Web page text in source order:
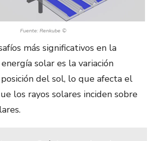
Fuente: Renkube ©
más significativos en la
solar es la variación
del sol, lo que afecta el
los rayos solares inciden sobre